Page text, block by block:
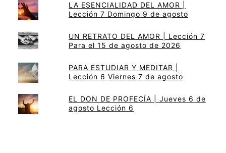
LA ESENCIALIDAD DEL AMOR |
Lección 7 Domingo 9 de agosto
UN RETRATO DEL AMOR | Lección 7
Para el 15 de agosto de 2026
PARA ESTUDIAR Y MEDITAR |
Lección 6 Viernes 7 de agosto
EL DON DE PROFECÍA | Jueves 6 de
agosto Lección 6